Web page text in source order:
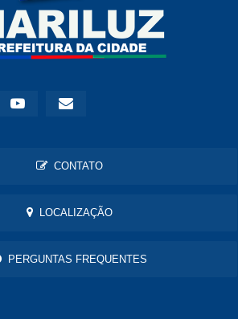
CONTATO
LOCALIZAÇÃO
PERGUNTAS FREQUENTES